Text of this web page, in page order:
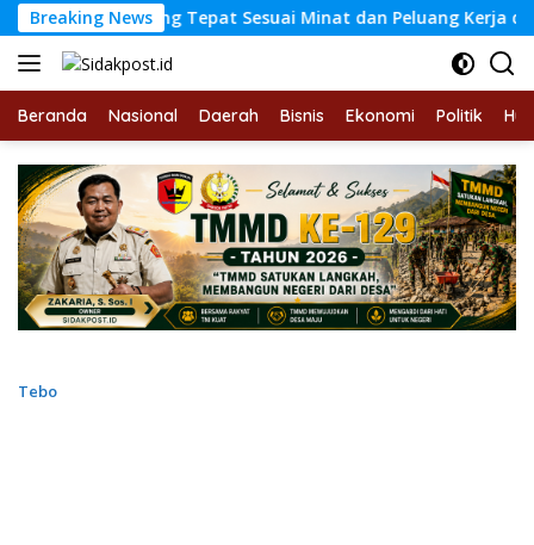
Langsung
ke
konten
Breaking News
yang Tepat Sesuai Minat dan Peluang Kerja di Tahun 2026
Beranda Nasional Daerah Bisnis Ekonomi Politik
Tebo